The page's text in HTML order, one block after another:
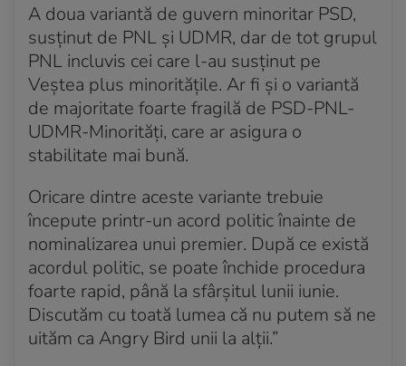
A doua variantă de guvern minoritar PSD,
susținut de PNL și UDMR, dar de tot grupul
PNL incluvis cei care l-au susținut pe
Veștea plus minoritățile. Ar fi și o variantă
de majoritate foarte fragilă de PSD-PNL-
UDMR-Minorități, care ar asigura o
stabilitate mai bună.
Oricare dintre aceste variante trebuie
începute printr-un acord politic înainte de
nominalizarea unui premier. După ce există
acordul politic, se poate închide procedura
foarte rapid, până la sfârșitul lunii iunie.
Discutăm cu toată lumea că nu putem să ne
uităm ca Angry Bird unii la alții.”